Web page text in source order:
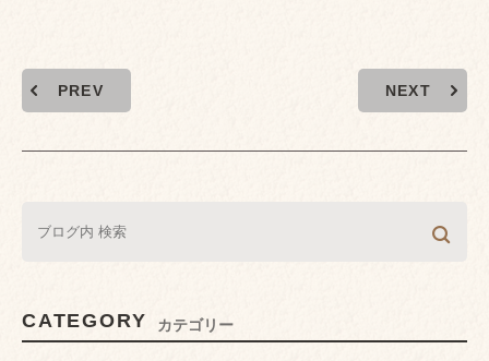
PREV NEXT
CATEGORY カテゴリー